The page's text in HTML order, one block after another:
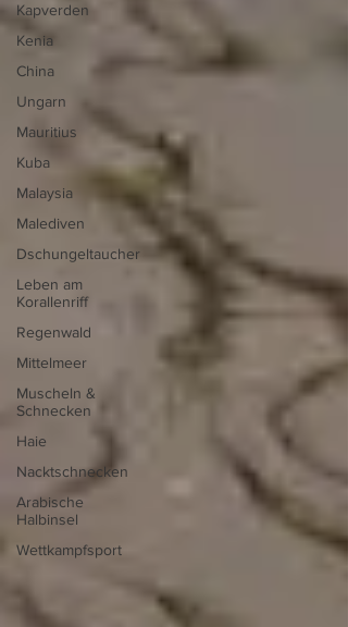
Kapverden
Kenia
China
Ungarn
Mauritius
Kuba
Malaysia
Malediven
Dschungeltaucher
Leben am
Korallenriff
Regenwald
Mittelmeer
Muscheln &
Schnecken
Haie
Nacktschnecken
Arabische
Halbinsel
Wettkampfsport